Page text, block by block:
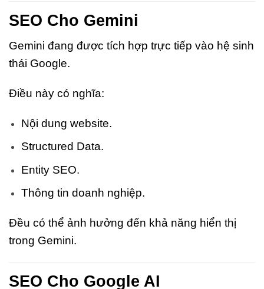
SEO Cho Gemini
Gemini đang được tích hợp trực tiếp vào hệ sinh
thái Google.
Điều này có nghĩa:
Nội dung website.
Structured Data.
Entity SEO.
Thông tin doanh nghiệp.
Đều có thể ảnh hưởng đến khả năng hiển thị
trong Gemini.
SEO Cho Google AI